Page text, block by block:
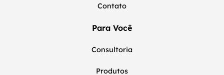
Contato
Para Você
Consultoria
Produtos